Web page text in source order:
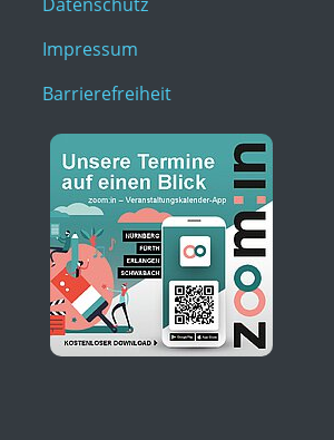
Impressum
Barrierefreiheit